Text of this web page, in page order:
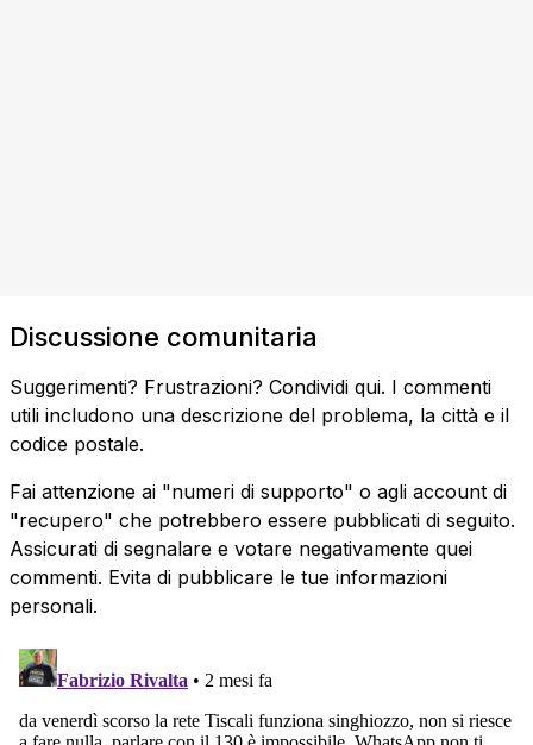
Discussione comunitaria
Suggerimenti? Frustrazioni? Condividi qui. I commenti
utili includono una descrizione del problema, la città e il
codice postale.
Fai attenzione ai "numeri di supporto" o agli account di
"recupero" che potrebbero essere pubblicati di seguito.
Assicurati di segnalare e votare negativamente quei
commenti. Evita di pubblicare le tue informazioni
personali.